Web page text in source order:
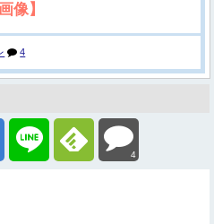
像】
4
4